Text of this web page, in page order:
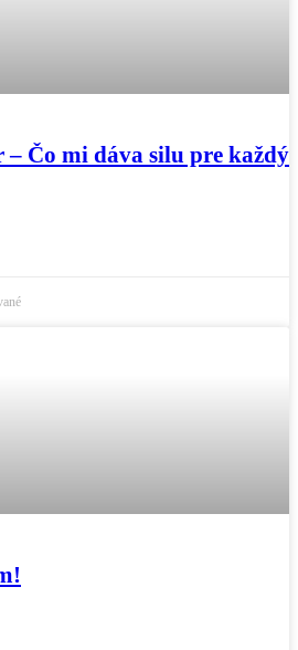
Čo mi dáva silu pre každý